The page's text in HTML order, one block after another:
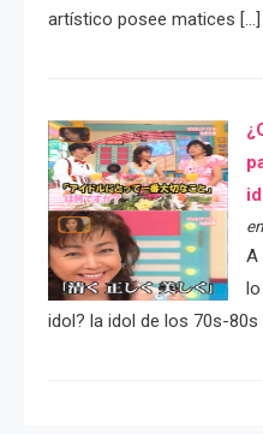
artístico posee matices […]
A
idol? la idol de los 70s-80s